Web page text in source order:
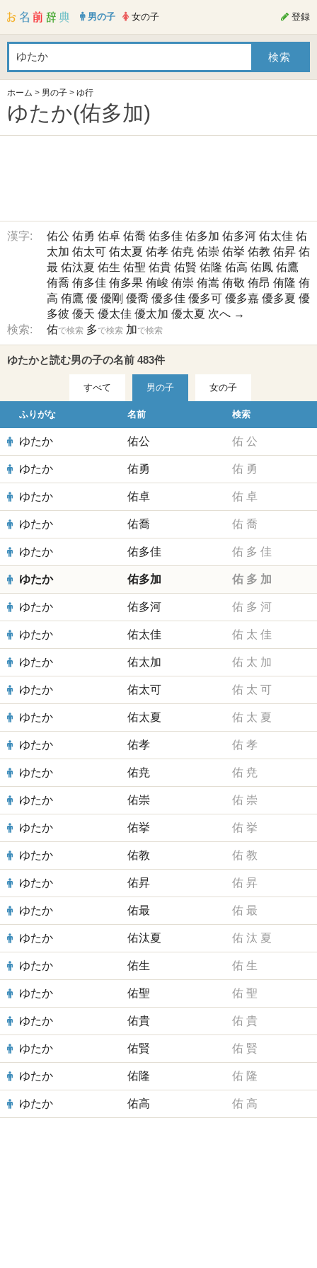
男の子 女の子 登録
ホーム > 男の子 > ゆ行
ゆたか(佑多加)
漢字: 佑公 佑勇 佑卓 佑喬 佑多佳 佑多加 佑多河 佑太佳 佑
太加 佑太可 佑太夏 佑孝 佑尭 佑崇 佑挙 佑教 佑昇 佑
最 佑汰夏 佑生 佑聖 佑貴 佑賢 佑隆 佑高 佑鳳 佑鷹
侑喬 侑多佳 侑多果 侑峻 侑崇 侑嵩 侑敬 侑昂 侑隆 侑
高 侑鷹 優 優剛 優喬 優多佳 優多可 優多嘉 優多夏 優
多彼 優天 優太佳 優太加 優太夏 次へ →
検索:
佑で検索 多で検索 加で検索
ゆたかと読む男の子の名前 483件
すべて 男の子 女の子
ふりがな 名前 検索
ゆたか 佑公 佑 公
ゆたか 佑勇 佑 勇
ゆたか 佑卓 佑 卓
ゆたか 佑喬 佑 喬
ゆたか 佑多佳 佑 多 佳
ゆたか 佑多加 佑 多 加
ゆたか 佑多河 佑 多 河
ゆたか 佑太佳 佑 太 佳
ゆたか 佑太加 佑 太 加
ゆたか 佑太可 佑 太 可
ゆたか 佑太夏 佑 太 夏
ゆたか 佑孝 佑 孝
ゆたか 佑尭 佑 尭
ゆたか 佑崇 佑 崇
ゆたか 佑挙 佑 挙
ゆたか 佑教 佑 教
ゆたか 佑昇 佑 昇
ゆたか 佑最 佑 最
ゆたか 佑汰夏 佑 汰 夏
ゆたか 佑生 佑 生
ゆたか 佑聖 佑 聖
ゆたか 佑貴 佑 貴
ゆたか 佑賢 佑 賢
ゆたか 佑隆 佑 隆
ゆたか 佑高 佑 高